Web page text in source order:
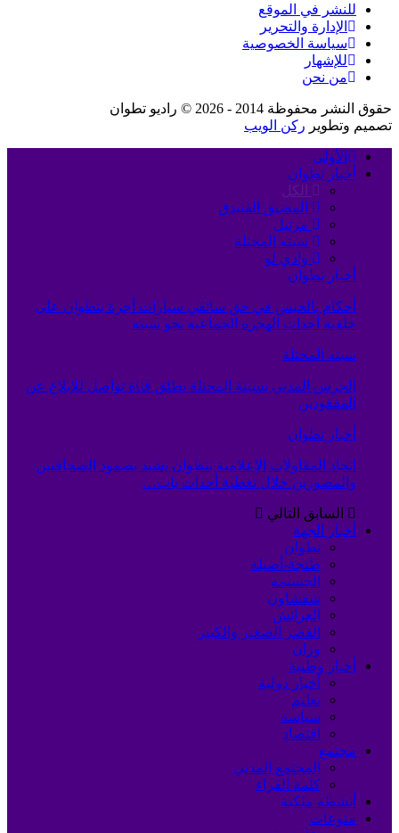
للنشر في الموقع
الإدارة والتحرير
سياسة الخصوصية
للإشهار
من نحن
حقوق النشر محفوظة 2014 - 2026 © راديو تطوان
تصميم وتطوير ركن الويب
الأولى
أخبار تطوان
الكل
المضيق الفنيدق
مرتيل
سبته المحتلة
وادي لو
أخبار تطوان
أحكام بالحبس في حق سائقي سيارات أجرة بتطوان على
خلفية أحداث الهجرة الجماعية نحو سبتة
سبته المحتلة
الحرس المدني بسبتة المحتلة يطلق قناة تواصل للإبلاغ عن
المفقودين
أخبار تطوان
اتحاد المقاولات الإعلامية بتطوان يشيد بصمود الصحافيين
والمصورين خلال تغطية أحداث باب…
السابق التالي
أخبار الجهة
تطوان
طنجة-أصيلة
الحسيمة
شفشاون
العرائش
القصر الصغير والكبير
وزان
أخبار وطنية
أخبار دولية
تعليم
سياسة
اقتصاد
مجتمع
المجتمع المدني
كلمة القراء
أنشطة ملكية
منوعات